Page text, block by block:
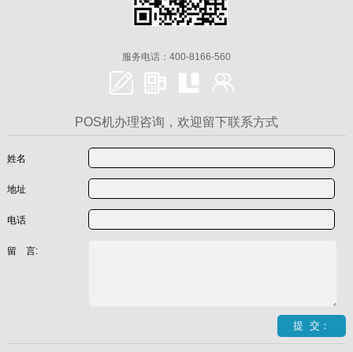
服务电话：400-8166-560
POS机办理咨询，欢迎留下联系方式
姓名
地址
电话
留 言: